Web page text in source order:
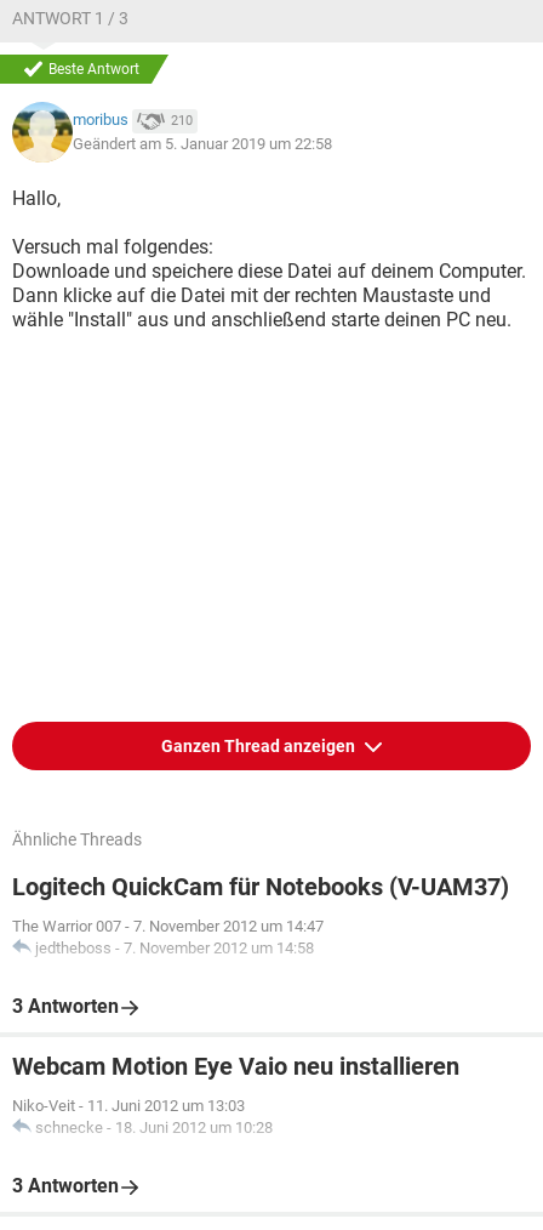
ANTWORT 1 / 3
Beste Antwort
moribus 210
Geändert am 5. Januar 2019 um 22:58
Hallo,
Versuch mal folgendes:
Downloade und speichere diese Datei auf deinem Computer.
Dann klicke auf die Datei mit der rechten Maustaste und
wähle "Install" aus und anschließend starte deinen PC neu.
Ganzen Thread anzeigen
Ähnliche Threads
Logitech QuickCam für Notebooks (V-UAM37)
The Warrior 007 - 7. November 2012 um 14:47
jedtheboss - 7. November 2012 um 14:58
3 Antworten
Webcam Motion Eye Vaio neu installieren
Niko-Veit - 11. Juni 2012 um 13:03
schnecke - 18. Juni 2012 um 10:28
3 Antworten